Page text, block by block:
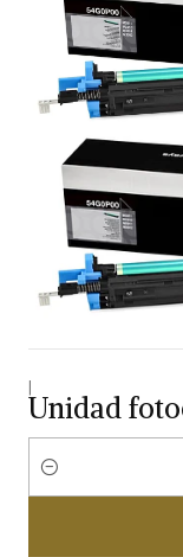
|
Unidad
Cantidad